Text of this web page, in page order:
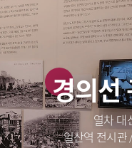
경의선
열차 대
일산역 전시관